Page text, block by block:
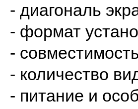
- диагональ
- формат
-
- количество
- питание и